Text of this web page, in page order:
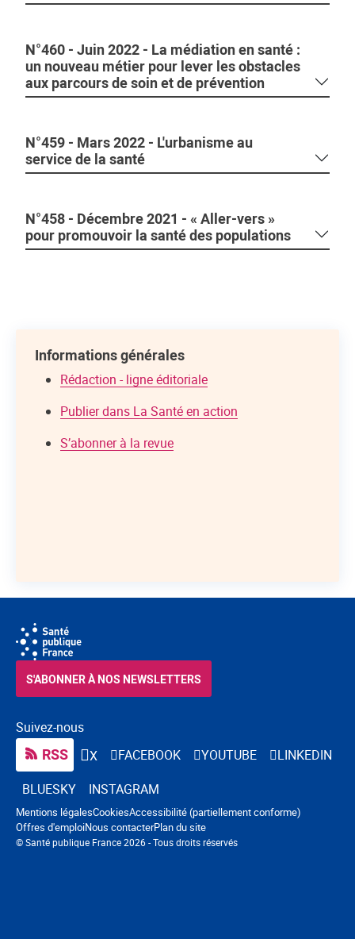
N°460 - Juin 2022 - La médiation en santé :
un nouveau métier pour lever les obstacles
aux parcours de soin et de prévention
N°459 - Mars 2022 - L'urbanisme au
service de la santé
N°458 - Décembre 2021 - « Aller-vers »
pour promouvoir la santé des populations
Informations générales
Rédaction - ligne éditoriale
Publier dans La Santé en action
S’abonner à la revue
Suivez-nous
RSS X FACEBOOK YOUTUBE
LINKEDIN
BLUESKY
INSTAGRAM
S'ABONNER À NOS NEWSLETTERS
© Santé publique France 2026 - Tous droits réservés
Navigation pied de page
Mentions légalesCookiesAccessibilité (partiellement conforme)
Offres d'emploiNous contacterPlan du site